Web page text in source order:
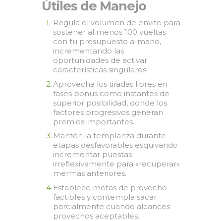
Útiles de Manejo
Regula el volumen de envite para
sostener al menos 100 vueltas
con tu presupuesto a-mano,
incrementando las
oportunidades de activar
características singulares.
Aprovecha los tiradas libres en
fases bonus como instantes de
superior posibilidad, donde los
factores progresivos generan
premios importantes.
Mantén la templanza durante
etapas desfavorables esquivando
incrementar puestas
irreflexivamente para «recuperar»
mermas anteriores.
Establece metas de provecho
factibles y contempla sacar
parcialmente cuando alcances
provechos aceptables.